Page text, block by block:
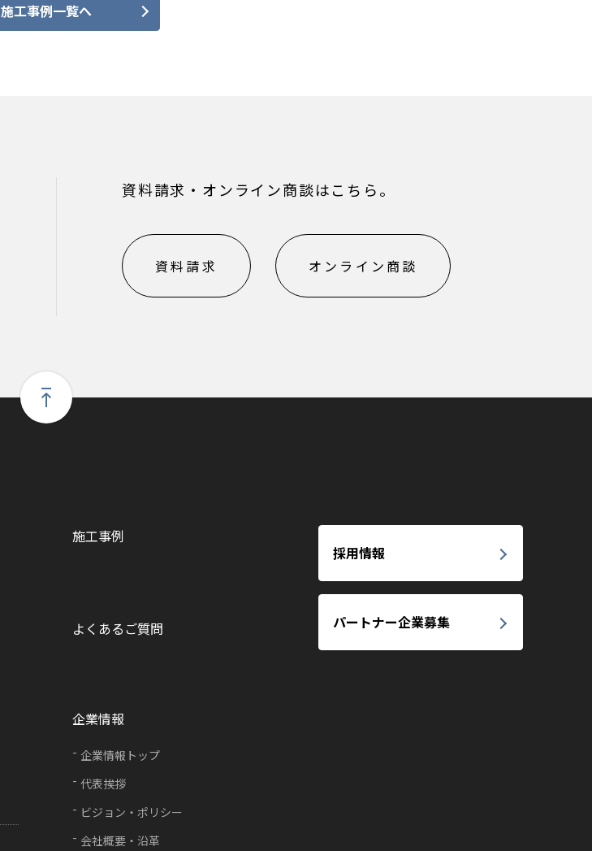
施工事例一覧へ
資料請求・オンライン商談はこちら。
資料請求 オンライン商談
施工事例
よくあるご質問
企業情報
企業情報トップ
代表挨拶
ビジョン・ポリシー
会社概要・沿革
採用情報
パートナー企業募集